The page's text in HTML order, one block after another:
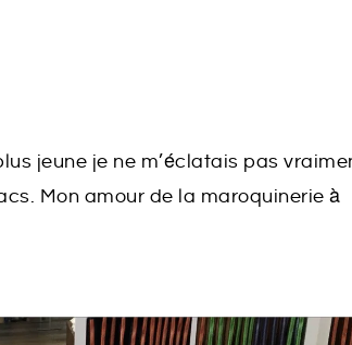
jeune je ne m’éclatais pas
Mon amour de la maroquinerie à